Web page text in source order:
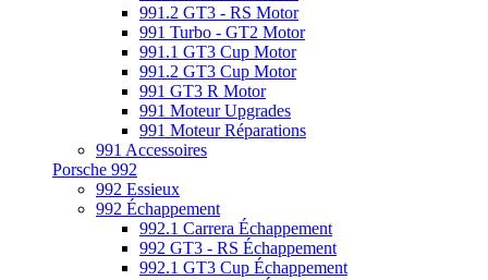
991.2 GT3 - RS Motor
991 Turbo - GT2 Motor
991.1 GT3 Cup Motor
991.2 GT3 Cup Motor
991 GT3 R Motor
991 Moteur Upgrades
991 Moteur Réparations
991 Accessoires
Porsche 992
992 Essieux
992 Échappement
992.1 Carrera Échappement
992 GT3 - RS Échappement
992.1 GT3 Cup Échappement